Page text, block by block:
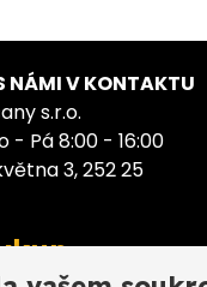
NÁMI V KONTAKTU
s.r.o.
- Pá 8:00 - 16:00
3, 252 25